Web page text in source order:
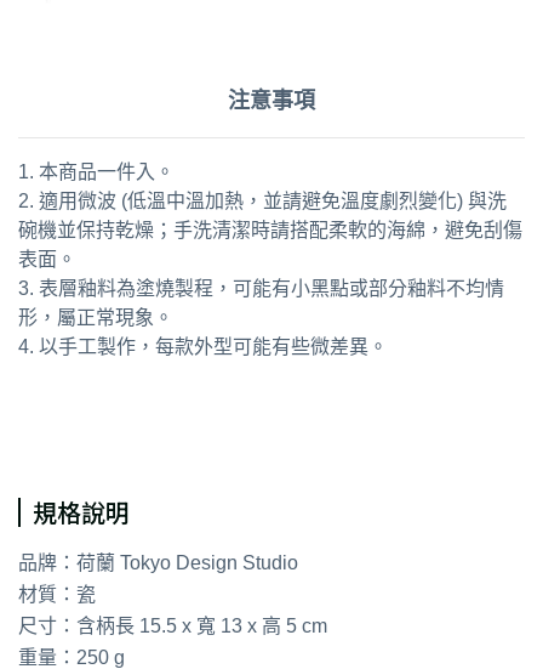
注意事項
1. 本商品一件入。
2. 適用微波 (低溫中溫加熱，並請避免溫度劇烈變化) 與洗
碗機並保持乾燥；手洗清潔時請搭配柔軟的海綿，避免刮傷
表面。
3. 表層釉料為塗燒製程，可能有小黑點或部分釉料不均情
形，屬正常現象。
4. 以手工製作，每款外型可能有些微差異。
規格說明
品牌：荷蘭 Tokyo Design Studio
材質：瓷
尺寸：含柄長 15.5 x 寬 13 x 高 5 cm
重量：250 g